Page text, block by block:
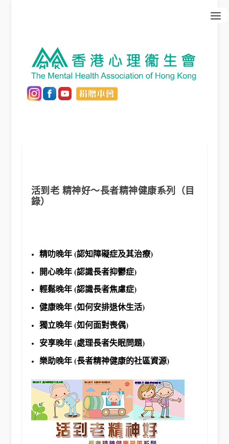
活到老 精神好～長者精神健康系列（目
錄）
精叻晚年 (認知障礙症及其治療)
開心晚年 (認識長者抑鬱症)
輕鬆晚年 (認識長者焦慮症)
健康晚年 (如何安排退休生活)
獨立晚年 (如何面對喪偶)
安享晚年 (處理長者失眠問題)
樂助晚年 (長者精神健康的社區資源)